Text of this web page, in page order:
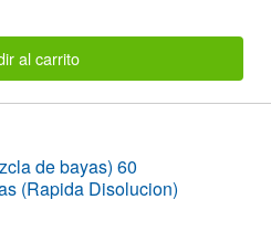
al carrito
de bayas) 60
(Rapida Disolucion)